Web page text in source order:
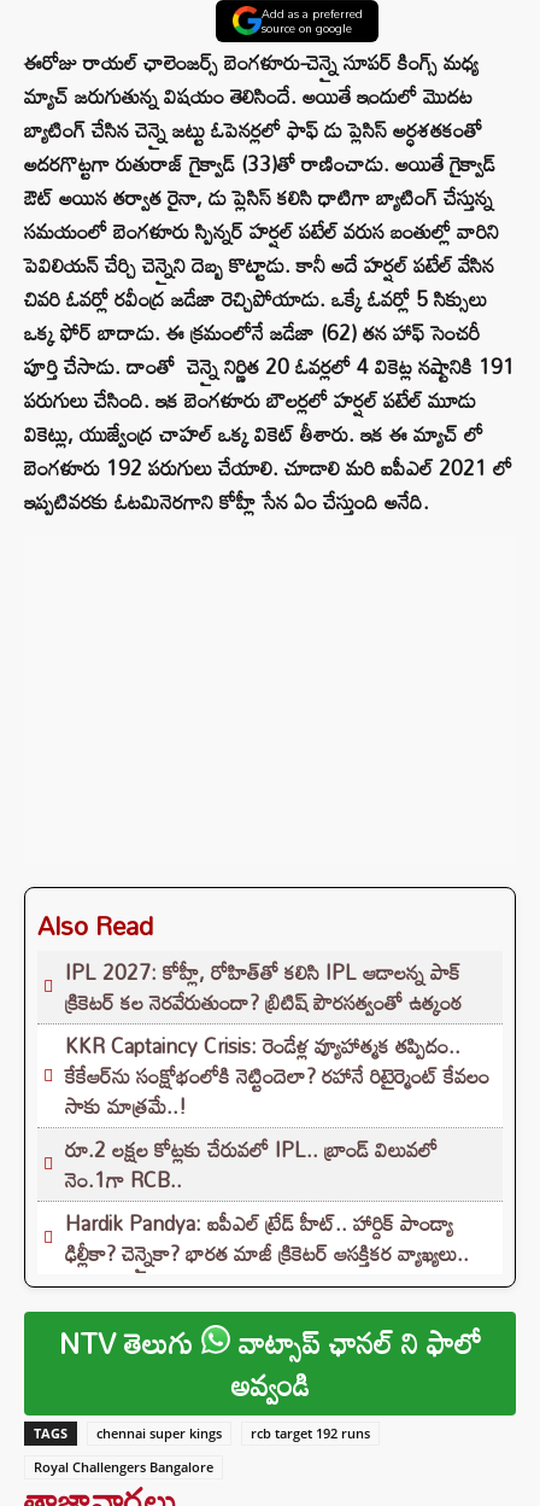
Add as a preferred
source on google
ఈరోజు రాయల్ ఛాలెంజర్స్ బెంగళూరు-చెన్నై సూపర్ కింగ్స్ మధ్య
మ్యాచ్ జరుగుతున్న విషయం తెలిసిందే. అయితే ఇందులో మొదట
బ్యాటింగ్ చేసిన చెన్నై జట్టు ఓపెనర్లలో ఫాఫ్ డు ప్లెసిస్ అర్ధశతకంతో
అదరగొట్టగా రుతురాజ్ గైక్వాడ్ (33)తో రాణించాడు. అయితే గైక్వాడ్
ఔట్ అయిన తర్వాత రైనా, డు ప్లెసిస్ కలిసి ధాటిగా బ్యాటింగ్ చేస్తున్న
సమయంలో బెంగళూరు స్పిన్నర్ హర్షల్ పటేల్ వరుస బంతుల్లో వారిని
పెవిలియన్ చేర్చి చెన్నైని దెబ్బ కొట్టాడు. కానీ అదే హర్షల్ పటేల్ వేసిన
చివరి ఓవర్లో రవీంద్ర జడేజా రెచ్చిపోయాడు. ఒక్కే ఓవర్లో 5 సిక్సులు
ఒక్క ఫోర్ బాదాడు. ఈ క్రమంలోనే జడేజా (62) తన హాఫ్ సెంచరీ
పూర్తి చేసాడు. దాంతో చెన్నై నిర్ణిత 20 ఓవర్లలో 4 వికెట్ల నష్టానికి 191
పరుగులు చేసింది. ఇక బెంగళూరు బౌలర్లలో హర్షల్ పటేల్ మూడు
వికెట్లు, యుజ్వేంద్ర చాహల్ ఒక్క వికెట్ తీశారు. ఇక ఈ మ్యాచ్ లో
బెంగళూరు 192 పరుగులు చేయాలి. చూడాలి మరి ఐపీఎల్ 2021 లో
ఇప్పటివరకు ఓటమినెరగాని కోహ్లీ సేన ఏం చేస్తుంది అనేది.
Also Read
IPL 2027: కోహ్లీ, రోహిత్‌తో కలిసి IPL ఆడాలన్న పాక్‌
క్రికెటర్‌ కల నెరవేరుతుందా? బ్రిటిష్ పౌరసత్వంతో ఉత్కంఠ
KKR Captaincy Crisis: రెండేళ్ల వ్యూహాత్మక తప్పిదం..
కేకేఆర్‌ను సంక్షోభంలోకి నెట్టిందెలా? రహానే రిటైర్మెంట్ కేవలం
సాకు మాత్రమే..!
రూ.2 లక్షల కోట్లకు చేరువలో IPL.. బ్రాండ్ విలువలో
నెం.1గా RCB..
Hardik Pandya: ఐపీఎల్ ట్రేడ్ హీట్.. హార్దిక్ పాండ్యా
ఢిల్లీకా? చెన్నైకా? భారత మాజీ క్రికెటర్ ఆసక్తికర వ్యాఖ్యలు..
NTV తెలుగు వాట్సాప్ ఛానల్ ని ఫాలో
అవ్వండి
TAGS chennai super kings
rcb target 192 runs
Royal Challengers Bangalore